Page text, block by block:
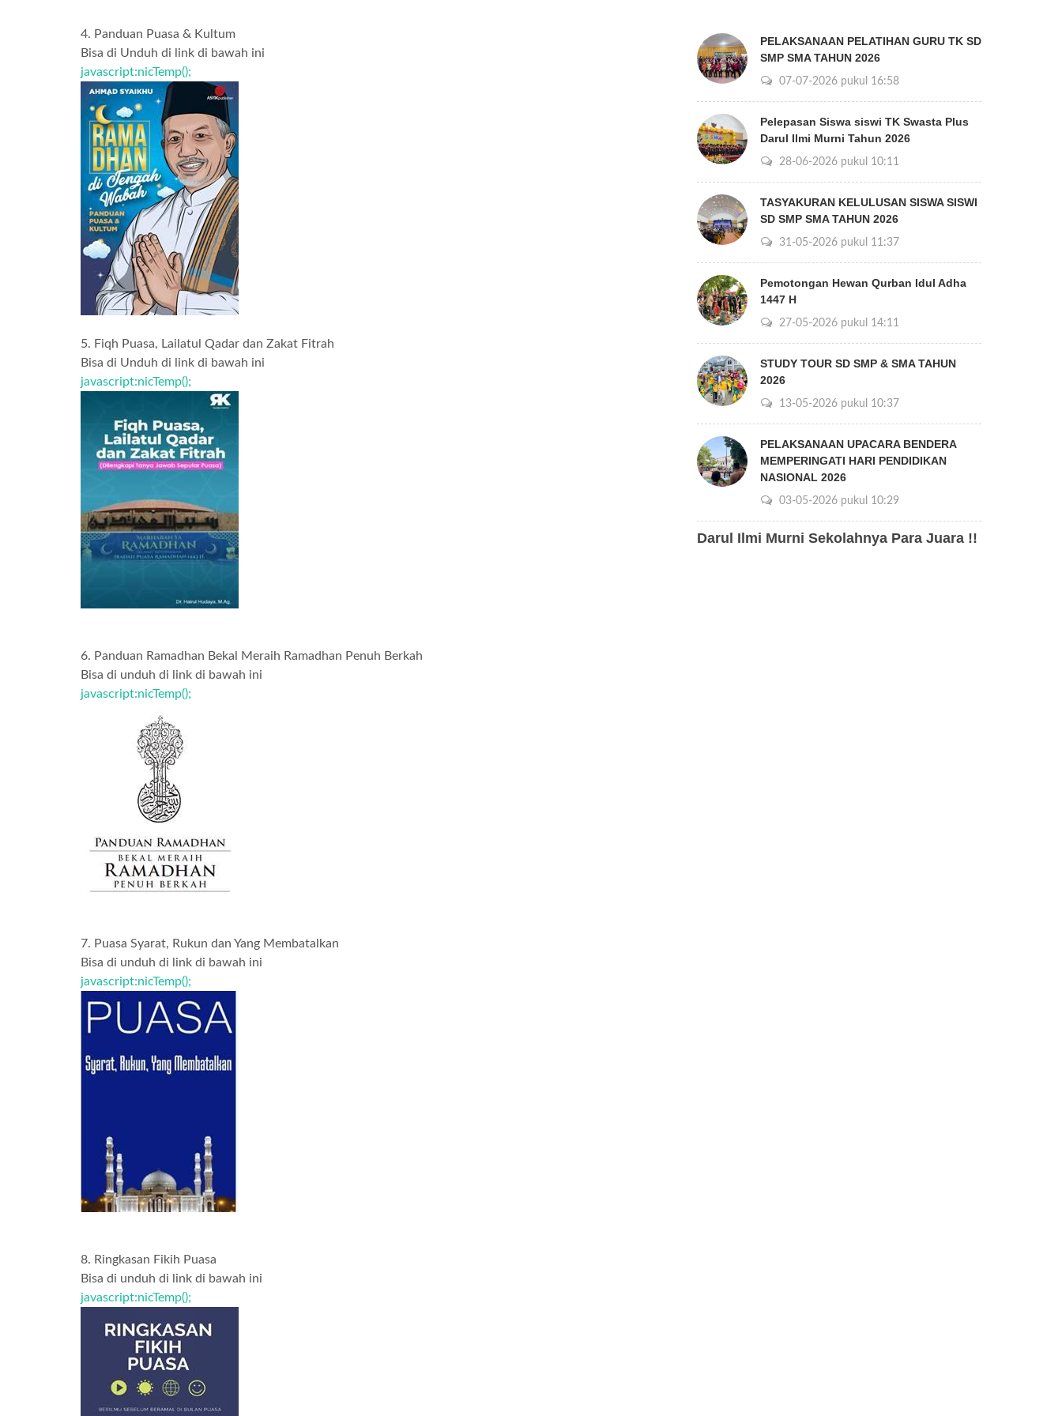
4. Panduan Puasa & Kultum
Bisa di Unduh di link di bawah ini
javascript:nicTemp();
5. Fiqh Puasa, Lailatul Qadar dan Zakat Fitrah
Bisa di Unduh di link di bawah ini
javascript:nicTemp();
6. Panduan Ramadhan Bekal Meraih Ramadhan Penuh Berkah
Bisa di unduh di link di bawah ini
javascript:nicTemp();
7. Puasa Syarat, Rukun dan Yang Membatalkan
Bisa di unduh di link di bawah ini
javascript:nicTemp();
8. Ringkasan Fikih Puasa
Bisa di unduh di link di bawah ini
javascript:nicTemp();
PELAKSANAAN PELATIHAN GURU TK SD
SMP SMA TAHUN 2026
07-07-2026 pukul 16:58
Pelepasan Siswa siswi TK Swasta Plus
Darul Ilmi Murni Tahun 2026
28-06-2026 pukul 10:11
TASYAKURAN KELULUSAN SISWA SISWI
SD SMP SMA TAHUN 2026
31-05-2026 pukul 11:37
Pemotongan Hewan Qurban Idul Adha
1447 H
27-05-2026 pukul 14:11
STUDY TOUR SD SMP & SMA TAHUN
2026
13-05-2026 pukul 10:37
PELAKSANAAN UPACARA BENDERA
MEMPERINGATI HARI PENDIDIKAN
NASIONAL 2026
03-05-2026 pukul 10:29
Darul Ilmi Murni Sekolahnya Para Juara !!